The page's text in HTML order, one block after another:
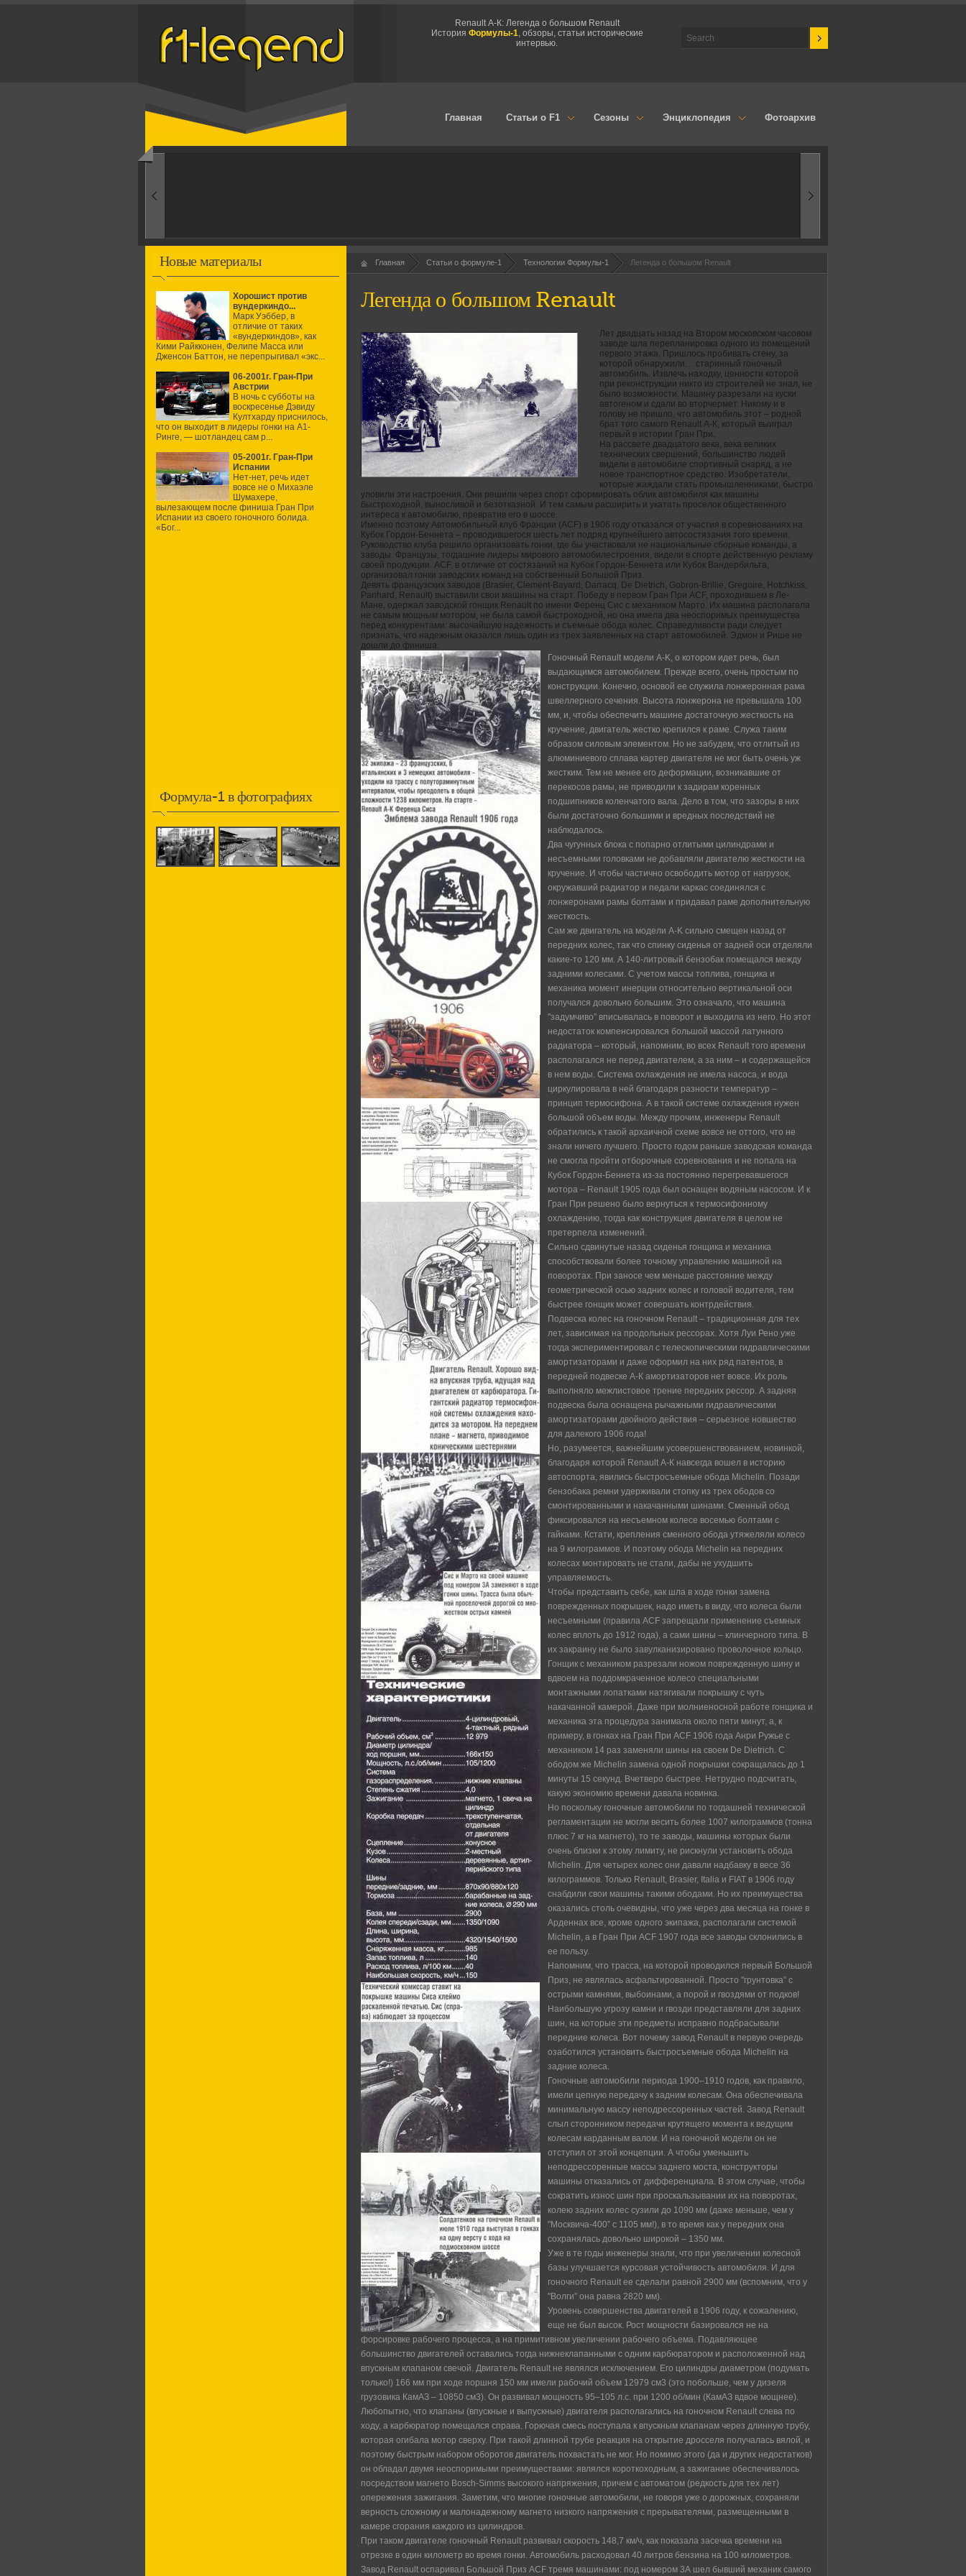
Renault А-К: Легенда о большом Renault
История Формулы-1, обзоры, статьи исторические
интервью.
Главная Статьи о F1 Сезоны Энциклопедия Фотоархив
1960-ые
Новые материалы
Хорошист против
вундеркиндо...
Марк Уэббер, в
отличие от таких
«вундеркиндов», как
Кими Райкконен, Фелипе Масса или
Дженсон Баттон, не перепрыгивал «экс...
06-2001г. Гран-При
Австрии
В ночь с субботы на
воскресенье Дэвиду
Култхарду приснилось,
что он выходит в лидеры гонки на А1-
Ринге, — шотландец сам р...
05-2001г. Гран-При
Испании
Нет-нет, речь идет
вовсе не о Михаэле
Шумахере,
вылезающем после финиша Гран При
Испании из своего гоночного болида.
«Бог...
Формула-1 в фотографиях
Главная Статьи о формуле-1 Технологии Формулы-1 Легенда о большом Renault
Легенда о большом Renault
Лет двадцать назад на Втором московском часовом
заводе шла перепланировка одного из помещений
первого этажа. Пришлось пробивать стену, за
которой обнаружили… старинный гоночный
автомобиль. Извлечь находку, ценности которой
при реконструкции никто из строителей не знал, не
было возможности. Машину разрезали на куски
автогеном и сдали во вторчермет. Никому и в
голову не пришло, что автомобиль этот – родной
брат того самого Renault А-К, который выиграл
первый в истории Гран При.
На рассвете двадцатого века, века великих
технических свершений, большинство людей
видели в автомобиле спортивный снаряд, а не
новое транспортное средство. Изобретатели,
которые жаждали стать промышленниками, быстро
уловили эти настроения. Они решили через спорт сформировать облик автомобиля как машины
быстроходной, выносливой и безотказной. И тем самым расширить и укатать проселок общественного
интереса к автомобилю, превратив его в шоссе.
Именно поэтому Автомобильный клуб Франции (АCF) в 1906 году отказался от участия в соревнованиях на
Кубок Гордон-Беннета – проводившегося шесть лет подряд крупнейшего автосостязания того времени.
Руководство клуба решило организовать гонки, где бы участвовали не национальные сборные команды, а
заводы. Французы, тогдашние лидеры мирового автомобилестроения, видели в спорте действенную рекламу
своей продукции. АСF, в отличие от состязаний на Кубок Гордон-Беннета или Кубок Вандербильта,
организовал гонки заводских команд на собственный Большой Приз.
Девять французских заводов (Brasier, Clement-Bayard, Darracq, De Dietrich, Gobron-Brillie, Gregoire, Hotchkiss,
Panhard, Renault) выставили свои машины на старт. Победу в первом Гран При АCF, проходившем в Ле-
Мане, одержал заводской гонщик Renault по имени Ференц Сис с механиком Марто. Их машина располагала
не самым мощным мотором, не была самой быстроходной, но она имела два неоспоримых преимущества
перед конкурентами: высочайшую надежность и съемные обода колес. Справедливости ради следует
признать, что надежным оказался лишь один из трех заявленных на старт автомобилей. Эдмон и Рише не
дошли до финиша.
Гоночный Renault модели A-K, о котором идет речь, был
выдающимся автомобилем. Прежде всего, очень простым по
конструкции. Конечно, основой ее служила лонжеронная рама
швеллерного сечения. Высота лонжерона не превышала 100
мм, и, чтобы обеспечить машине достаточную жесткость на
кручение, двигатель жестко крепился к раме. Служа таким
образом силовым элементом. Но не забудем, что отлитый из
алюминиевого сплава картер двигателя не мог быть очень уж
жестким. Тем не менее его деформации, возникавшие от
перекосов рамы, не приводили к задирам коренных
подшипников коленчатого вала. Дело в том, что зазоры в них
были достаточно большими и вредных последствий не
наблюдалось.
Два чугунных блока с попарно отлитыми цилиндрами и
несъемными головками не добавляли двигателю жесткости на
кручение. И чтобы частично освободить мотор от нагрузок,
окружавший радиатор и педали каркас соединялся с
лонжеронами рамы болтами и придавал раме дополнительную
жесткость.
Сам же двигатель на модели A-K сильно смещен назад от
передних колес, так что спинку сиденья от задней оси отделяли
какие-то 120 мм. А 140-литровый бензобак помещался между
задними колесами. С учетом массы топлива, гонщика и
механика момент инерции относительно вертикальной оси
получался довольно большим. Это означало, что машина
"задумчиво” вписывалась в поворот и выходила из него. Но этот
недостаток компенсировался большой массой латунного
радиатора – который, напомним, во всех Renault того времени
располагался не перед двигателем, а за ним – и содержащейся
в нем воды. Система охлаждения не имела насоса, и вода
циркулировала в ней благодаря разности температур –
принцип термосифона. А в такой системе охлаждения нужен
большой объем воды. Между прочим, инженеры Renault
обратились к такой архаичной схеме вовсе не оттого, что не
знали ничего лучшего. Просто годом раньше заводская команда
не смогла пройти отборочные соревнования и не попала на
Кубок Гордон-Беннета из-за постоянно перегревавшегося
мотора – Renault 1905 года был оснащен водяным насосом. И к
Гран При решено было вернуться к термосифонному
охлаждению, тогда как конструкция двигателя в целом не
претерпела изменений.
Сильно сдвинутые назад сиденья гонщика и механика
способствовали более точному управлению машиной на
поворотах. При заносе чем меньше расстояние между
геометрической осью задних колес и головой водителя, тем
быстрее гонщик может совершать контрдействия.
Подвеска колес на гоночном Renault – традиционная для тех
лет, зависимая на продольных рессорах. Хотя Луи Рено уже
тогда экспериментировал с телескопическими гидравлическими
амортизаторами и даже оформил на них ряд патентов, в
передней подвеске А-К амортизаторов нет вовсе. Их роль
выполняло межлистовое трение передних рессор. А задняя
подвеска была оснащена рычажными гидравлическими
амортизаторами двойного действия – серьезное новшество
для далекого 1906 года!
Но, разумеется, важнейшим усовершенствованием, новинкой,
благодаря которой Renault А-К навсегда вошел в историю
автоспорта, явились быстросъемные обода Michelin. Позади
бензобака ремни удерживали стопку из трех ободов со
смонтированными и накачанными шинами. Сменный обод
фиксировался на несъемном колесе восемью болтами с
гайками. Кстати, крепления сменного обода утяжеляли колесо
на 9 килограммов. И поэтому обода Michelin на передних
колесах монтировать не стали, дабы не ухудшить
управляемость.
Чтобы представить себе, как шла в ходе гонки замена
поврежденных покрышек, надо иметь в виду, что колеса были
несъемными (правила АCF запрещали применение съемных
колес вплоть до 1912 года), а сами шины – клинчерного типа. В
их закраину не было завулканизировано проволочное кольцо.
Гонщик с механиком разрезали ножом поврежденную шину и
вдвоем на поддомкраченное колесо специальными
монтажными лопатками натягивали покрышку с чуть
накачанной камерой. Даже при молниеносной работе гонщика и
механика эта процедура занимала около пяти минут, а, к
примеру, в гонках на Гран При АCF 1906 года Анри Ружье с
механиком 14 раз заменяли шины на своем De Dietrich. С
ободом же Michelin замена одной покрышки сокращалась до 1
минуты 15 секунд. Вчетверо быстрее. Нетрудно подсчитать,
какую экономию времени давала новинка.
Но поскольку гоночные автомобили по тогдашней технической
регламентации не могли весить более 1007 килограммов (тонна
плюс 7 кг на магнето), то те заводы, машины которых были
очень близки к этому лимиту, не рискнули установить обода
Michelin. Для четырех колес они давали надбавку в весе 36
килограммов. Только Renault, Brasier, Italia и FIAT в 1906 году
снабдили свои машины такими ободами. Но их преимущества
оказались столь очевидны, что уже через два месяца на гонке в
Арденнах все, кроме одного экипажа, располагали системой
Michelin, а в Гран При АCF 1907 года все заводы склонились в
ее пользу.
Напомним, что трасса, на которой проводился первый Большой
Приз, не являлась асфальтированной. Просто "грунтовка” с
острыми камнями, выбоинами, а порой и гвоздями от подков!
Наибольшую угрозу камни и гвозди представляли для задних
шин, на которые эти предметы исправно подбрасывали
передние колеса. Вот почему завод Renault в первую очередь
озаботился установить быстросъемные обода Michelin на
задние колеса.
Гоночные автомобили периода 1900–1910 годов, как правило,
имели цепную передачу к задним колесам. Она обеспечивала
минимальную массу неподрессоренных частей. Завод Renault
слыл сторонником передачи крутящего момента к ведущим
колесам карданным валом. И на гоночной модели он не
отступил от этой концепции. А чтобы уменьшить
неподрессоренные массы заднего моста, конструкторы
машины отказались от дифференциала. В этом случае, чтобы
сократить износ шин при проскальзывании их на поворотах,
колею задних колес сузили до 1090 мм (даже меньше, чем у
"Москвича-400” с 1105 мм!), в то время как у передних она
сохранялась довольно широкой – 1350 мм.
Уже в те годы инженеры знали, что при увеличении колесной
базы улучшается курсовая устойчивость автомобиля. И для
гоночного Renault ее сделали равной 2900 мм (вспомним, что у
"Волги” она равна 2820 мм).
Уровень совершенства двигателей в 1906 году, к сожалению,
еще не был высок. Рост мощности базировался не на
форсировке рабочего процесса, а на примитивном увеличении рабочего объема. Подавляющее
большинство двигателей оставались тогда нижнеклапанными с одним карбюратором и расположенной над
впускным клапаном свечой. Двигатель Renault не являлся исключением. Его цилиндры диаметром (подумать
только!) 166 мм при ходе поршня 150 мм имели рабочий объем 12979 см3 (это побольше, чем у дизеля
грузовика КамАЗ – 10850 см3). Он развивал мощность 95–105 л.с. при 1200 об/мин (КамАЗ вдвое мощнее).
Любопытно, что клапаны (впускные и выпускные) двигателя располагались на гоночном Renault слева по
ходу, а карбюратор помещался справа. Горючая смесь поступала к впускным клапанам через длинную трубу,
которая огибала мотор сверху. При такой длинной трубе реакция на открытие дросселя получалась вялой, и
поэтому быстрым набором оборотов двигатель похвастать не мог. Но помимо этого (да и других недостатков)
он обладал двумя неоспоримыми преимуществами: являлся короткоходным, а зажигание обеспечивалось
посредством магнето Bosch-Simms высокого напряжения, причем с автоматом (редкость для тех лет)
опережения зажигания. Заметим, что многие гоночные автомобили, не говоря уже о дорожных, сохраняли
верность сложному и малонадежному магнето низкого напряжения с прерывателями, размещенными в
камере сгорания каждого из цилиндров.
При таком двигателе гоночный Renault развивал скорость 148,7 км/ч, как показала засечка времени на
отрезке в один километр во время гонки. Автомобиль расходовал 40 литров бензина на 100 километров.
Завод Renault оспаривал Большой Приз АCF тремя машинами: под номером 3А шел бывший механик самого